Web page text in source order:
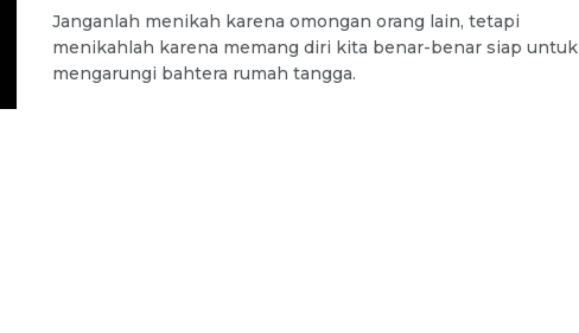
Janganlah menikah karena omongan orang lain, tetapi
menikahlah karena memang diri kita benar-benar siap untuk
mengarungi bahtera rumah tangga.